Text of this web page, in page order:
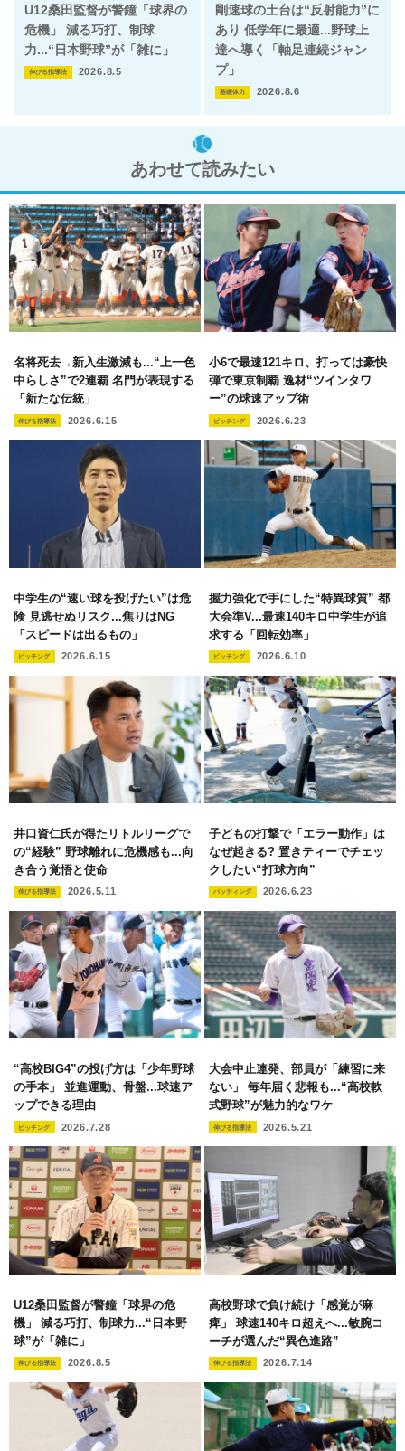
U12桑田監督が警鐘「球界の
危機」 減る巧打、制球
力...“日本野球”が「雑に」
伸びる指導法 2026.8.5
剛速球の土台は“反射能力”に
あり 低学年に最適...野球上
達へ導く「軸足連続ジャン
プ」
基礎体力 2026.8.6
あわせて読みたい
名将死去→新入生激減も...“上一色
中らしさ”で2連覇 名門が表現する
「新たな伝統」
伸びる指導法 2026.6.15
小6で最速121キロ、打っては豪快
弾で東京制覇 逸材“ツインタワ
ー”の球速アップ術
ピッチング 2026.6.23
中学生の“速い球を投げたい”は危
険 見逃せぬリスク...焦りはNG
「スピードは出るもの」
ピッチング 2026.6.15
握力強化で手にした“特異球質” 都
大会準V...最速140キロ中学生が追
求する「回転効率」
ピッチング 2026.6.10
井口資仁氏が得たリトルリーグで
の“経験” 野球離れに危機感も...向
き合う覚悟と使命
伸びる指導法 2026.5.11
子どもの打撃で「エラー動作」は
なぜ起きる? 置きティーでチェッ
クしたい“打球方向”
バッティング 2026.6.23
“高校BIG4”の投げ方は「少年野球
の手本」 並進運動、骨盤...球速ア
ップできる理由
ピッチング 2026.7.28
大会中止連発、部員が「練習に来
ない」 毎年届く悲報も...“高校軟
式野球”が魅力的なワケ
伸びる指導法 2026.5.21
U12桑田監督が警鐘「球界の危
機」 減る巧打、制球力...“日本野
球”が「雑に」
伸びる指導法 2026.8.5
高校野球で負け続け「感覚が麻
痺」 球速140キロ超えへ...敏腕コ
ーチが選んだ“異色進路”
伸びる指導法 2026.7.14